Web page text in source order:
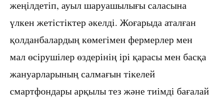
жеңілдетіп, ауыл шаруашылығы саласына
үлкен жетістіктер әкелді. Жоғарыда аталған
қолданбалардың көмегімен фермерлер мен
мал өсірушілер өздерінің ірі қарасы мен басқа
жануарларының салмағын тікелей
смартфондары арқылы тез және тиімді бағалай